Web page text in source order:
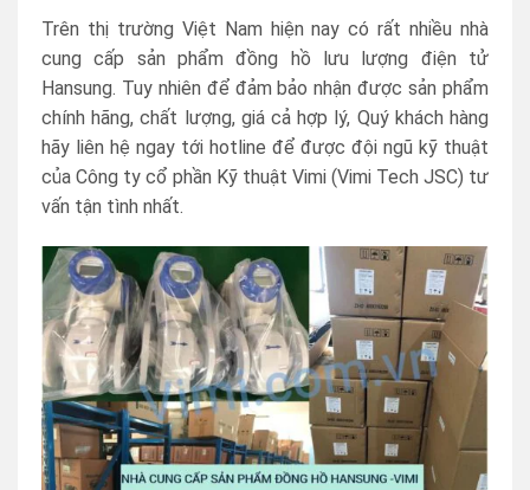
Trên thị trường Việt Nam hiện nay có rất nhiều nhà
cung cấp sản phẩm đồng hồ lưu lượng điện tử
Hansung. Tuy nhiên để đảm bảo nhận được sản phẩm
chính hãng, chất lượng, giá cả hợp lý, Quý khách hàng
hãy liên hệ ngay tới hotline để được đội ngũ kỹ thuật
của Công ty cổ phần Kỹ thuật Vimi (Vimi Tech JSC) tư
vấn tận tình nhất.